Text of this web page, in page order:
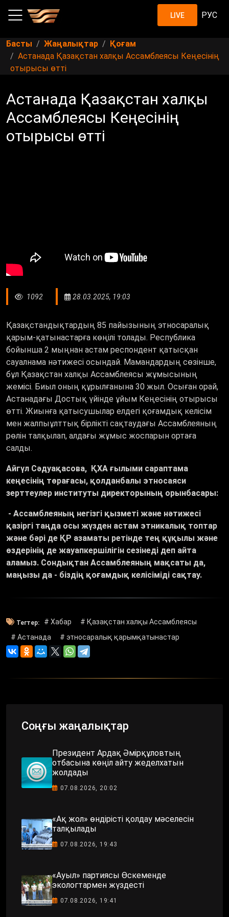
LIVE РУС
Басты Жаңалықтар
Қоғам
Астанада Қазақстан халқы Ассамблеясы Кеңесінің
отырысы өтті
Астанада Қазақстан халқы
Ассамблеясы Кеңесінің
отырысы өтті
1092 28.03.2025, 19:03
Қазақстандықтардың 85 пайызының этносаралық
қарым-қатынастарға көңілі толады. Республика
бойынша 2 мыңнан астам респондент қатысқан
сауалнама нәтижесі осындай. Мамандардың сөзінше,
бұл Қазақстан халқы Ассамблеясы жұмысының
жемісі. Биыл оның құрылғанына 30 жыл. Осыған орай,
Астанадағы Достық үйінде ұйым Кеңесінің отырысы
өтті. Жиынға қатысушылар елдегі қоғамдық келісім
мен жалпыұлттық бірлікті сақтаудағы Ассамблеяның
рөлін талқылап, алдағы жұмыс жоспарын ортаға
салды.
Айгүл Сәдуақасова, ҚХА ғылыми сараптама
кеңесінің төрағасы, қолданбалы этносаяси
зерттеулер институты директорының орынбасары:
- Ассамблеяның негізгі қызметі және нәтижесі
қазіргі таңда осы жүзден астам этникалық топтар
және бәрі де ҚР азаматы ретінде тең құқылы және
өздерінің де жауапкершілігін сезінеді деп айта
аламыз. Сондықтан Ассамблеяның мақсаты да,
маңызы да - біздің қоғамдық келісіміді сақтау.
Тегтер: # Хабар
# Қазақстан халқы Ассамблеясы
# Астанада
# этносаралық қарымқатынастар
Соңғы жаңалықтар
Президент Ардақ Әмірқұловтың
отбасына көңіл айту жеделхатын
жолдады
07.08.2026, 20:02
«Ақ жол» өндірісті қолдау мәселесін
талқылады
07.08.2026, 19:43
«Ауыл» партиясы Өскеменде
экологтармен жүздесті
07.08.2026, 19:41